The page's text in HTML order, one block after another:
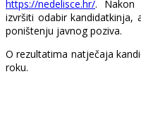
https://nedelisce.hr/. Nakon
izvršiti odabir
poništenju javnog poziva.
O rezultatima natječaja
roku.